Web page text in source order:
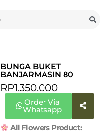
BUNGA BUKET
BANJARMASIN 80
RP1.350.000
Order Via
Whatsapp
All Flowers Product: